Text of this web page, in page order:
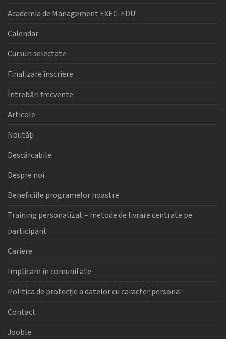
Academia de Management EXEC-EDU
Calendar
Cursuri selectate
Finalizare înscriere
Întrebări frecvente
Articole
Noutăți
Descărcabile
Despre noi
Beneficiile programelor noastre
Training personalizat – metode de livrare centrate pe
participant
Cariere
Implicare în comunitate
Politica de protecție a datelor cu caracter personal
Contact
Jooble